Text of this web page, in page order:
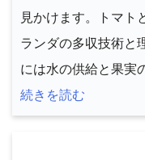
見かけます。トマ
ランダの多収技術と
には水の供給と果実
続きを読む